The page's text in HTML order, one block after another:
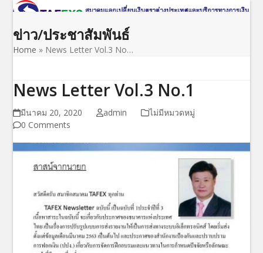
Skip
content
Open
mobile
menu
Close
mobile
menu
ข่าว/ประชาสัมพันธ์
Home » News Letter Vol.3 No…
News Letter Vol.3 No.1
มีนาคม 20, 2020 admin
ไม่มีหมวดหมู่
0 Comments